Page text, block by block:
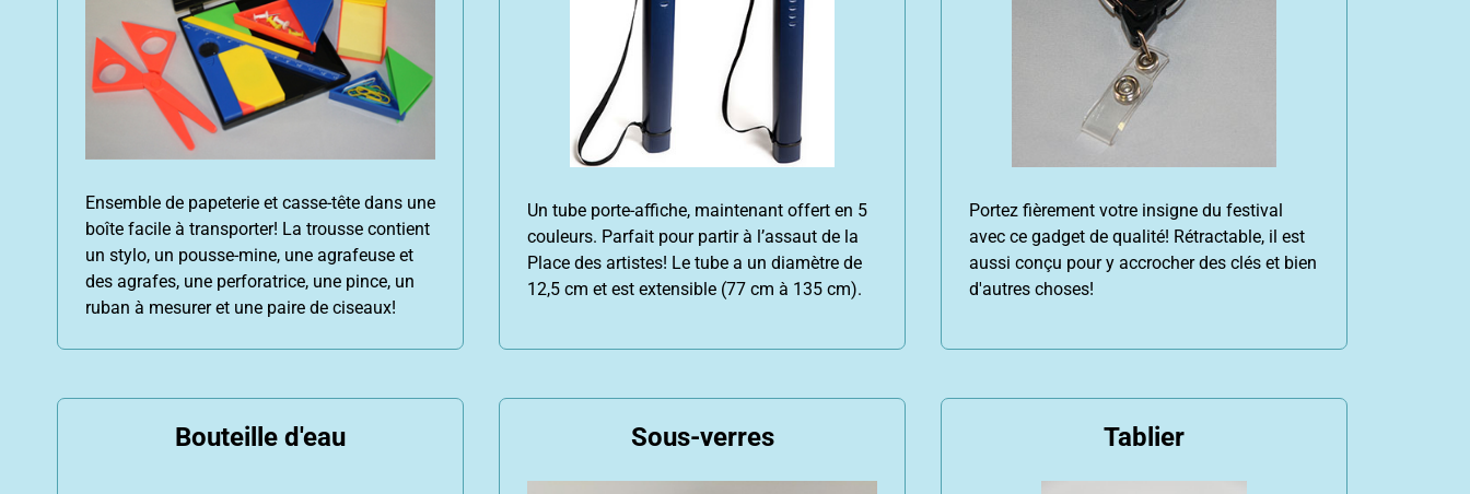
Ensemble de papeterie et casse-tête dans une
boîte facile à transporter! La trousse contient
un stylo, un pousse-mine, une agrafeuse et
des agrafes, une perforatrice, une pince, un
ruban à mesurer et une paire de ciseaux!
Un tube porte-affiche, maintenant offert en 5
couleurs. Parfait pour partir à l’assaut de la
Place des artistes! Le tube a un diamètre de
12,5 cm et est extensible (77 cm à 135 cm).
Portez fièrement votre insigne du festival
avec ce gadget de qualité! Rétractable, il est
aussi conçu pour y accrocher des clés et bien
d'autres choses!
Bouteille d'eau Sous-verres Tablier